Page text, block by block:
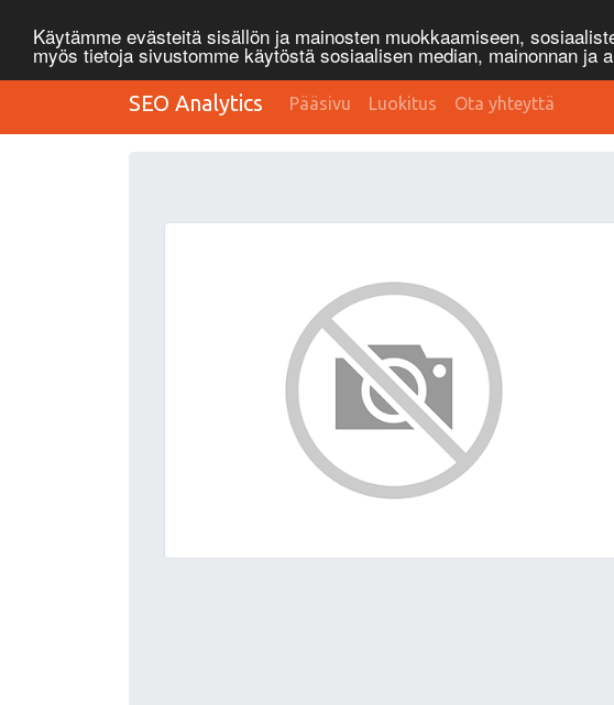
Käytämme evästeitä sisällön ja mainosten muokkaamiseen,
myös tietoja sivustomme käytöstä sosiaalisen median, mainonnan ja
SEO Analytics Pääsivu Luokitus Ota yhteyttä